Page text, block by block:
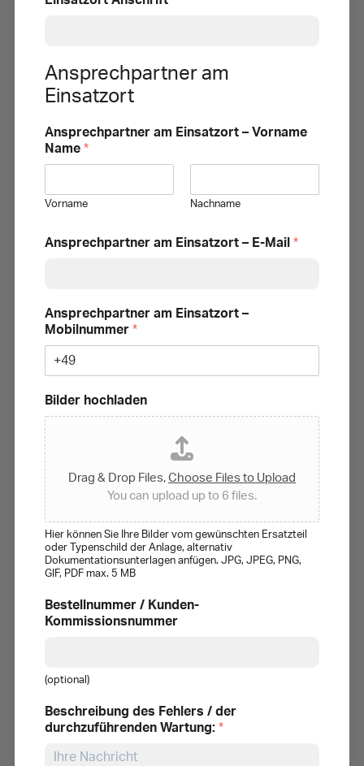
Ansprechpartner am
Einsatzort
Ansprechpartner am Einsatzort – Vorname
Name *
Vorname Nachname
Ansprechpartner am Einsatzort – E-Mail *
Ansprechpartner am Einsatzort –
Mobilnummer *
Bilder hochladen
Drag & Drop Files, Choose Files to Upload
You can upload up to 6 files.
Hier können Sie Ihre Bilder vom gewünschten Ersatzteil
oder Typenschild der Anlage, alternativ
Dokumentationsunterlagen anfügen. JPG, JPEG, PNG,
GIF, PDF max. 5 MB
Bestellnummer / Kunden-
Kommissionsnummer
(optional)
Beschreibung des Fehlers / der
durchzuführenden Wartung: *